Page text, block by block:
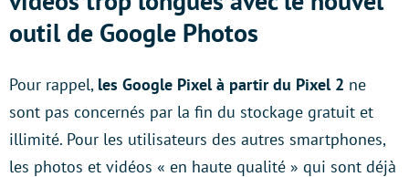
outil de Google Photos
Pour rappel, les Google Pixel à partir du Pixel 2 ne
sont pas concernés par la fin du stockage gratuit et
illimité. Pour les utilisateurs des autres smartphones,
les photos et vidéos « en haute qualité » qui sont déjà